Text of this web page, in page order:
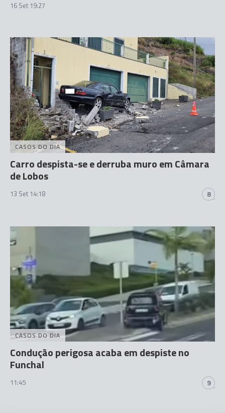
16 Set 19:27
CASOS DO DIA
Carro despista-se e derruba muro em Câmara
de Lobos
13 Set 14:18 8
CASOS DO DIA
Condução perigosa acaba em despiste no
Funchal
11:45 9